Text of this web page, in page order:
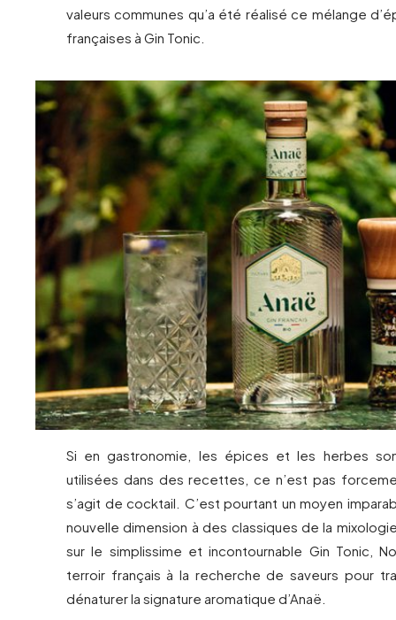
valeurs communes qu’a été réalisé ce mélange
françaises à Gin Tonic.
Si en gastronomie, les épices et les herbes
utilisées dans des recettes, ce n’est pas
s’agit de cocktail. C’est pourtant un moyen
nouvelle dimension à des classiques de la
sur le simplissime et incontournable Gin Tonic,
terroir français à la recherche de saveurs pour
dénaturer la signature aromatique d’Anaë.